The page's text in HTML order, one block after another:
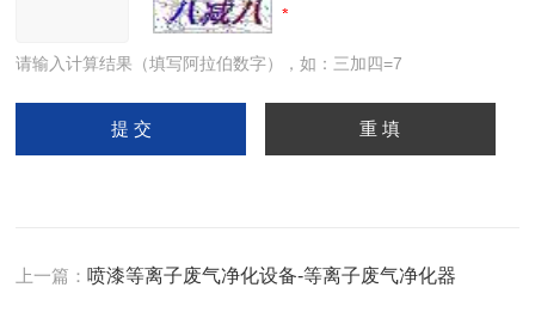
请输入计算结果（填写阿拉伯数字），如：三加四=7
上一篇： 喷漆等离子废气净化设备-等离子废气净化器